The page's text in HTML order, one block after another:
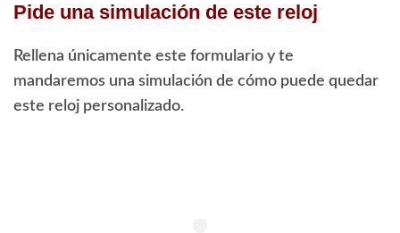
Pide una simulación de este reloj
Rellena únicamente este formulario y te
mandaremos una simulación de cómo puede quedar
este reloj personalizado.